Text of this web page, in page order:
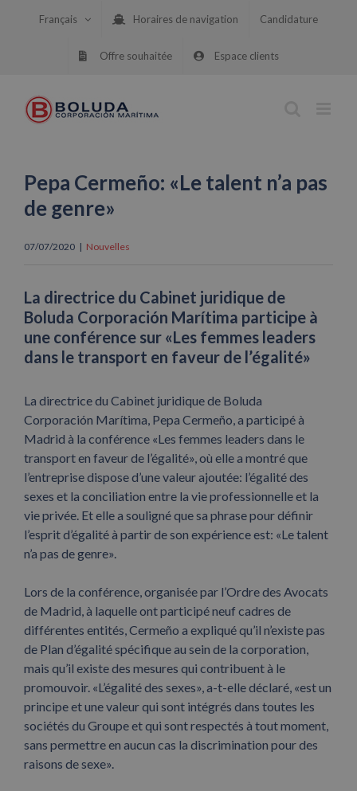
Français Horaires de navigation Candidature
Offre souhaitée Espace clients
Pepa Cermeño: «Le talent n’a pas
de genre»
07/07/2020 | Nouvelles
La directrice du Cabinet juridique de
Boluda Corporación Marítima participe à
une conférence sur «Les femmes leaders
dans le transport en faveur de l’égalité»
La directrice du Cabinet juridique de Boluda
Corporación Marítima, Pepa Cermeño, a participé à
Madrid à la conférence «Les femmes leaders dans le
transport en faveur de l’égalité», où elle a montré que
l’entreprise dispose d’une valeur ajoutée: l’égalité des
sexes et la conciliation entre la vie professionnelle et la
vie privée. Et elle a souligné que sa phrase pour définir
l’esprit d’égalité à partir de son expérience est: «Le talent
n’a pas de genre».
Lors de la conférence, organisée par l’Ordre des Avocats
de Madrid, à laquelle ont participé neuf cadres de
différentes entités, Cermeño a expliqué qu’il n’existe pas
de Plan d’égalité spécifique au sein de la corporation,
mais qu’il existe des mesures qui contribuent à le
promouvoir. «L’égalité des sexes», a-t-elle déclaré, «est un
principe et une valeur qui sont intégrés dans toutes les
sociétés du Groupe et qui sont respectés à tout moment,
sans permettre en aucun cas la discrimination pour des
raisons de sexe».